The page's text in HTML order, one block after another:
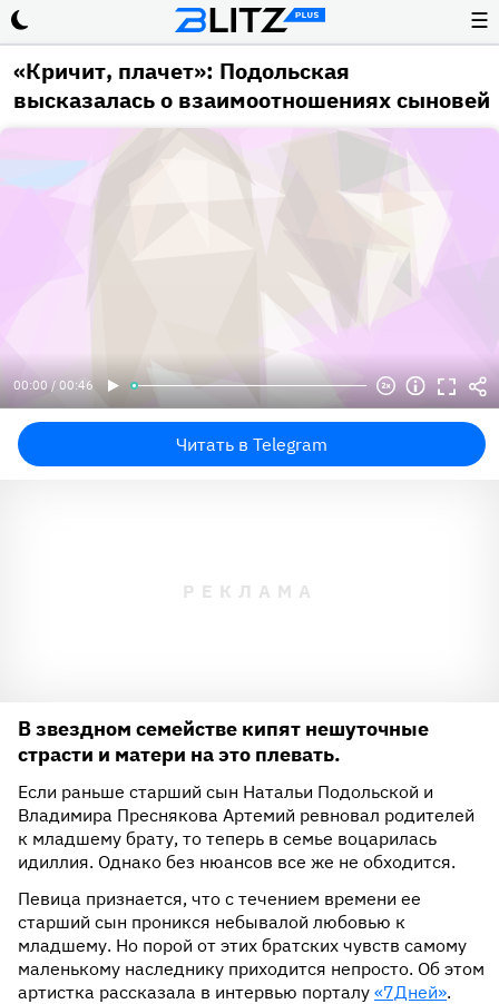
☰
«Кричит, плачет»: Подольская
высказалась о взаимоотношениях сыновей
00:00 / 00:46
Читать в Telegram
В звездном семействе кипят нешуточные
страсти и матери на это плевать.
Если раньше старший сын Натальи Подольской и
Владимира Преснякова Артемий ревновал родителей
к младшему брату, то теперь в семье воцарилась
идиллия. Однако без нюансов все же не обходится.
Певица признается, что с течением времени ее
старший сын проникся небывалой любовью к
младшему. Но порой от этих братских чувств самому
маленькому наследнику приходится непросто. Об этом
артистка рассказала в интервью порталу «7Дней».